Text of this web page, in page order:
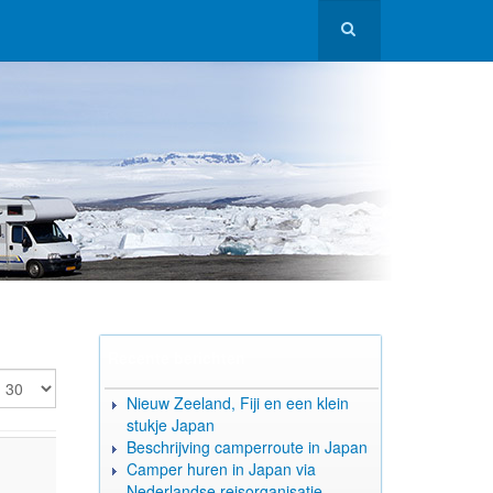
#
Nieuw Zeeland, Fiji en een klein
stukje Japan
Beschrijving camperroute in Japan
Camper huren in Japan via